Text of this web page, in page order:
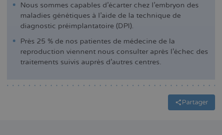
Nous sommes capables d'écarter chez l'embryon des
maladies génétiques à l'aide de la technique de
diagnostic préimplantatoire (DPI).
Près 25 % de nos patientes de médecine de la
reproduction viennent nous consulter après l'échec des
traitements suivis auprès d'autres centres.
Partager